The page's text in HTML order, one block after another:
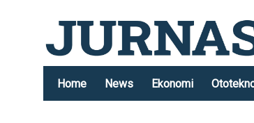
Home News Ekonomi